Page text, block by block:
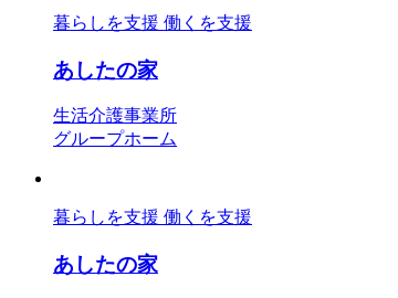
暮らしを支援 働くを支援
あしたの家
生活介護事業所
グループホーム
暮らしを支援 働くを支援
あしたの家